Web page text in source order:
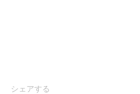
シェアする